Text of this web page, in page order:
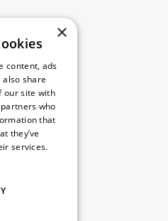
×
content, ads
share
our site with
who
that
they’ve
services.